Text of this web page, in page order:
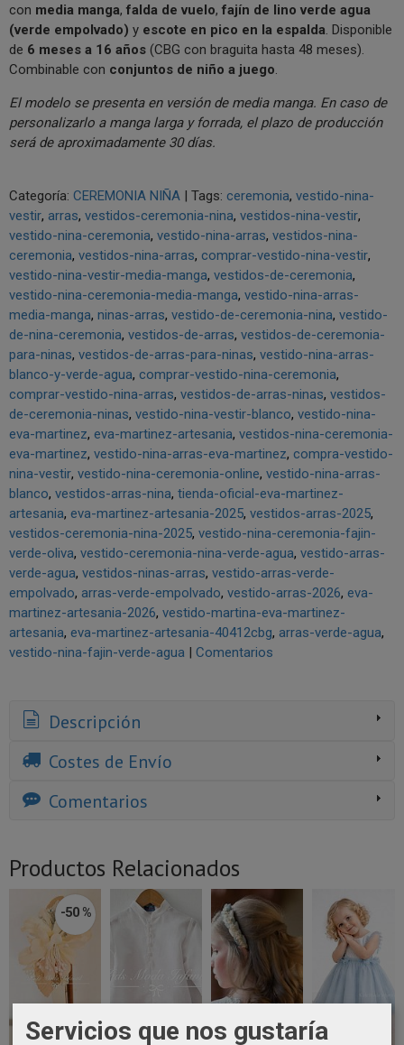
con media manga, falda de vuelo, fajín de lino verde agua
(verde empolvado) y escote en pico en la espalda. Disponible
de 6 meses a 16 años (CBG con braguita hasta 48 meses).
Combinable con conjuntos de niño a juego.
El modelo se presenta en versión de media manga. En caso de
personalizarlo a manga larga y forrada, el plazo de producción
será de aproximadamente 30 días.
Categoría: CEREMONIA NIÑA | Tags: ceremonia vestido-nina-
vestir arras vestidos-ceremonia-nina vestidos-nina-vestir
vestido-nina-ceremonia vestido-nina-arras vestidos-nina-
ceremonia vestidos-nina-arras comprar-vestido-nina-vestir
vestido-nina-vestir-media-manga vestidos-de-ceremonia
vestido-nina-ceremonia-media-manga vestido-nina-arras-
media-manga ninas-arras vestido-de-ceremonia-nina vestido-
de-nina-ceremonia vestidos-de-arras vestidos-de-ceremonia-
para-ninas vestidos-de-arras-para-ninas vestido-nina-arras-
blanco-y-verde-agua comprar-vestido-nina-ceremonia
comprar-vestido-nina-arras vestidos-de-arras-ninas vestidos-
de-ceremonia-ninas vestido-nina-vestir-blanco vestido-nina-
eva-martinez eva-martinez-artesania vestidos-nina-ceremonia-
eva-martinez vestido-nina-arras-eva-martinez compra-vestido-
nina-vestir vestido-nina-ceremonia-online vestido-nina-arras-
blanco vestidos-arras-nina tienda-oficial-eva-martinez-
artesania eva-martinez-artesania-2025 vestidos-arras-2025
vestidos-ceremonia-nina-2025 vestido-nina-ceremonia-fajin-
verde-oliva vestido-ceremonia-nina-verde-agua vestido-arras-
verde-agua vestidos-ninas-arras vestido-arras-verde-
empolvado arras-verde-empolvado vestido-arras-2026 eva-
martinez-artesania-2026 vestido-martina-eva-martinez-
artesania eva-martinez-artesania-40412cbg arras-verde-agua
vestido-nina-fajin-verde-agua | Comentarios
Descripción
Costes de Envío
Comentarios
Productos Relacionados
-50 %
Servicios que nos gustaría